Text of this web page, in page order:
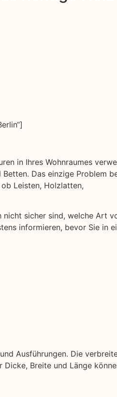
in Ihres Wohnraumes
Das einzige Problem
Leisten, Holzlatten,
nicht sicher sind, welche Art
informieren, bevor Sie in
Ausführungen. Die
Breite und Länge